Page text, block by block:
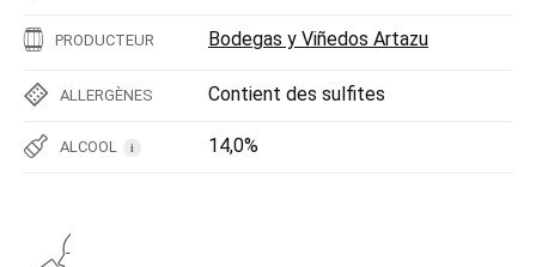
PRODUCTEUR Bodegas y Viñedos Artazu
ALLERGÈNES Contient des sulfites
ALCOOL i 14,0%